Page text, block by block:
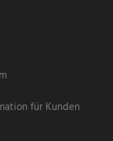
für Kunden